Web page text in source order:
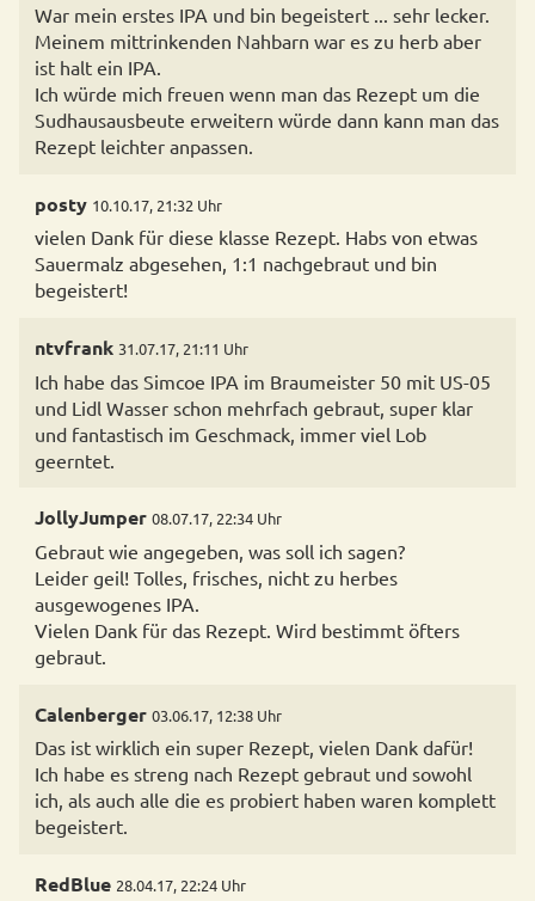
War mein erstes IPA und bin begeistert ... sehr lecker.
Meinem mittrinkenden Nahbarn war es zu herb aber
ist halt ein IPA.
Ich würde mich freuen wenn man das Rezept um die
Sudhausausbeute erweitern würde dann kann man das
Rezept leichter anpassen.
posty 10.10.17, 21:32 Uhr
vielen Dank für diese klasse Rezept. Habs von etwas
Sauermalz abgesehen, 1:1 nachgebraut und bin
begeistert!
ntvfrank 31.07.17, 21:11 Uhr
Ich habe das Simcoe IPA im Braumeister 50 mit US-05
und Lidl Wasser schon mehrfach gebraut, super klar
und fantastisch im Geschmack, immer viel Lob
geerntet.
JollyJumper 08.07.17, 22:34 Uhr
Gebraut wie angegeben, was soll ich sagen?
Leider geil! Tolles, frisches, nicht zu herbes
ausgewogenes IPA.
Vielen Dank für das Rezept. Wird bestimmt öfters
gebraut.
Calenberger 03.06.17, 12:38 Uhr
Das ist wirklich ein super Rezept, vielen Dank dafür!
Ich habe es streng nach Rezept gebraut und sowohl
ich, als auch alle die es probiert haben waren komplett
begeistert.
RedBlue 28.04.17, 22:24 Uhr